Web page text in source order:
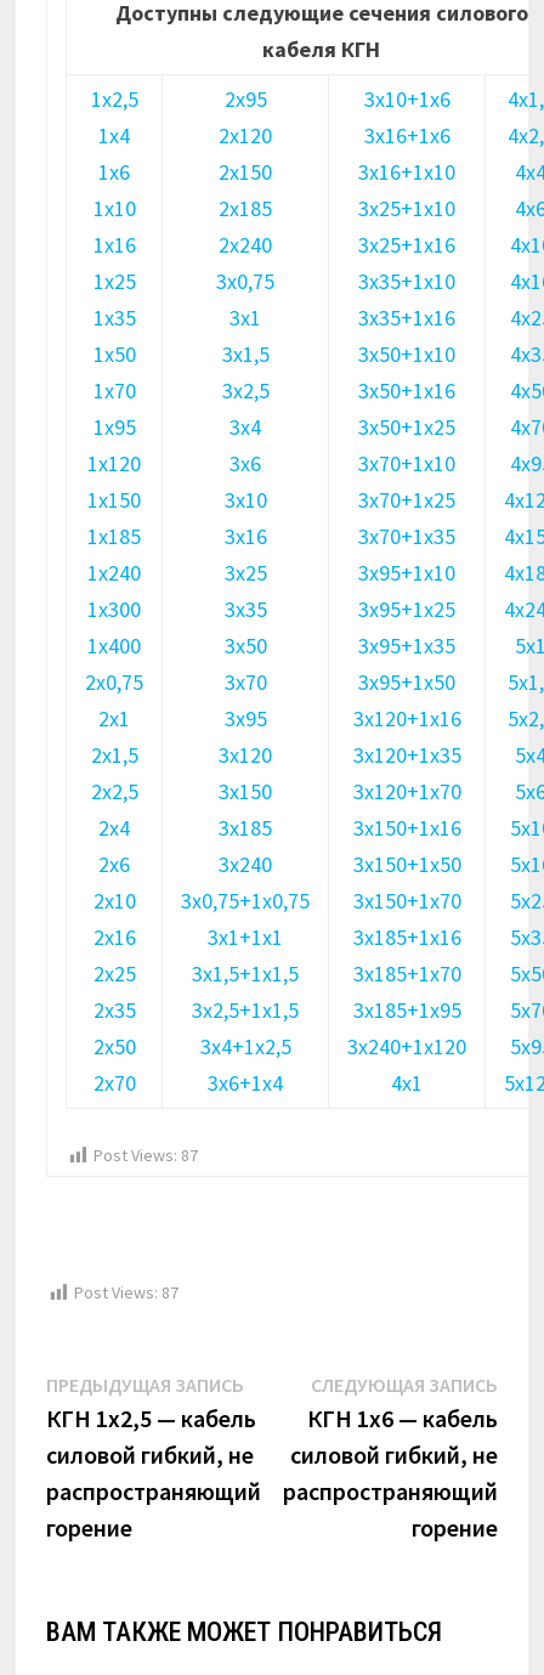
Доступны следующие сечения силового
кабеля КГН
1х2,5
1х4
1х6
1х10
1х16
1х25
1х35
1х50
1х70
1х95
1х120
1х150
1х185
1х240
1х300
1х400
2х0,75
2х1
2х1,5
2х2,5
2х4
2х6
2х10
2х16
2х25
2х35
2х50
2х70
2х95
2х120
2х150
2х185
2х240
3х0,75
3х1
3х1,5
3х2,5
3х4
3х6
3х10
3х16
3х25
3х35
3х50
3х70
3х95
3х120
3х150
3х185
3х240
3х0,75+1х0,75
3х1+1х1
3х1,5+1х1,5
3х2,5+1х1,5
3х4+1х2,5
3х6+1х4
3х10+1х6
3х16+1х6
3х16+1х10
3х25+1х10
3х25+1х16
3х35+1х10
3х35+1х16
3х50+1х10
3х50+1х16
3х50+1х25
3х70+1х10
3х70+1х25
3х70+1х35
3х95+1х10
3х95+1х25
3х95+1х35
3х95+1х50
3х120+1х16
3х120+1х35
3х120+1х70
3х150+1х16
3х150+1х50
3х150+1х70
3х185+1х16
3х185+1х70
3х185+1х95
3х240+1х120
4х1
Post Views: 87
Post Views: 87
Навигация
по
записям
ПРЕДЫДУЩАЯ ЗАПИСЬ Предыдущая
запись:
КГН 1х2,5 — кабель
силовой гибкий, не
распространяющий
горение
СЛЕДУЮЩАЯ ЗАПИСЬ
КГН 1х6 — кабель
силовой гибкий, не
распространяющий
горение
ВАМ ТАКЖЕ МОЖЕТ ПОНРАВИТЬСЯ